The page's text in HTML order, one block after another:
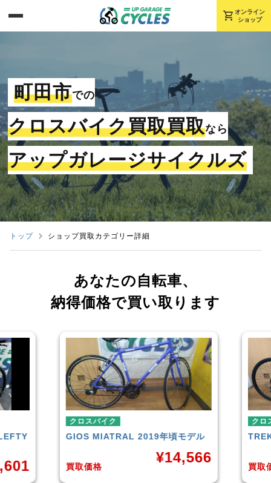
shopping_cart オンライン
ショップ
町田市での
クロスバイク買取買取なら
アップガレージサイクルズ
トップ ショップ買取カテゴリー詳細
あなたの自転車、
納得価格で買い取ります
クロスバイク
GIOS MIATRAL 2019年頃モデル
買取価格
¥14,566
クロ
買取